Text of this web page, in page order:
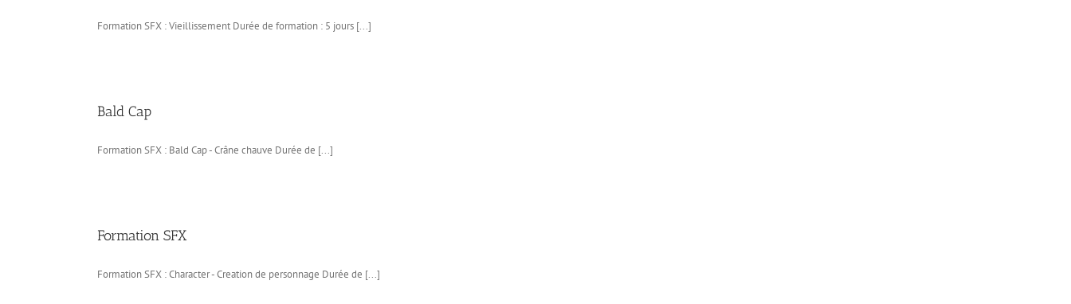
Formation SFX : Vieillissement Durée de formation : 5 jours [...]
Bald Cap
Formation SFX : Bald Cap - Crâne chauve Durée de [...]
Formation SFX
Formation SFX : Character - Creation de personnage Durée de [...]